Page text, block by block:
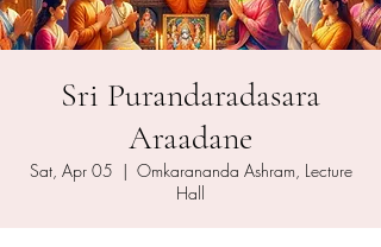
Sri Purandaradasara
Araadane
Sat, Apr 05
  |
Omkarananda Ashram, Lecture
Hall